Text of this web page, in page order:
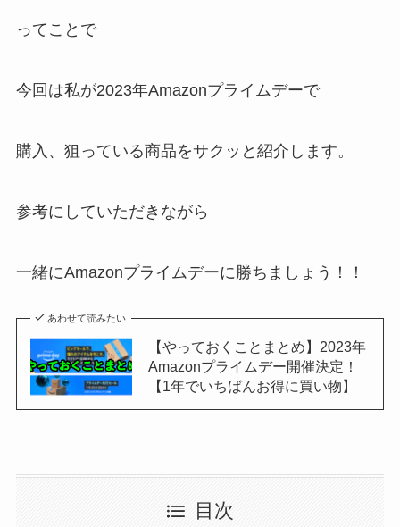
ってことで
今回は私が2023年Amazonプライムデーで
購入、狙っている商品をサクッと紹介します。
参考にしていただきながら
一緒にAmazonプライムデーに勝ちましょう！！
あわせて読みたい
【やっておくことまとめ】2023年
Amazonプライムデー開催決定！
【1年でいちばんお得に買い物】
目次